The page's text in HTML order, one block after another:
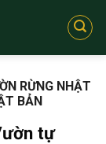
RỪNG NHẬT
BẢN
tự